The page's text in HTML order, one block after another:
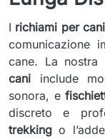
I richiami per cani
comunicazione
cane. La nostra
cani include
sonora, e
discreto e
trekking o